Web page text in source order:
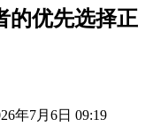
的优先选择正
年7月6日 09:19